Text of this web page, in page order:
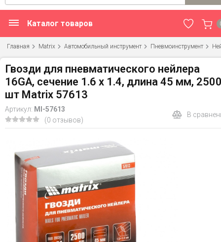
Каталог товаров
Главная Matrix Автомобильный инструмент Пневмоинструмент
Гвозди для пневматического нейлера
16GA, сечение 1.6 х 1.4, длина 45 мм,
шт Matrix 57613
Артикул: MI-57613
(0 отзывов)
В